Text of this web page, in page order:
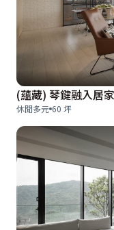
(蘊藏) 琴鍵融入居
休閒多元 60 坪